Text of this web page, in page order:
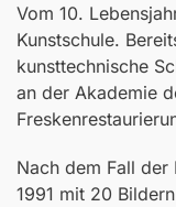
Vom 10.
Kunstschule.
kunsttechnische
an der Akademie
Nach dem Fall der
1991 mit 20